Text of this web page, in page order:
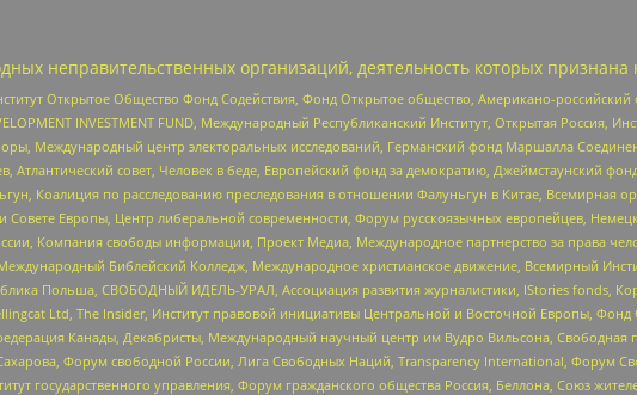
неправительственных организаций, деятельность которых
Открытое Общество Фонд Содействия, Фонд Открытое общество, Американо-
INVESTMENT FUND, Международный Республиканский Институт, Открытая Россия,
Международный центр электоральных исследований, Германский фонд Маршалла
Атлантический совет, Человек в беде, Европейский фонд за демократию, Джеймстаунский
Коалиция по расследованию преследования в отношении Фалуньгун в Китае, Всемирная
Совете Европы, Центр либеральной современности, Форум русскоязычных европейцев,
Компания свободы информации, Проект Медиа, Международное партнерство за права
Библейский Колледж, Международное христианское движение, Всемирный
Польша, СВОБОДНЫЙ ИДЕЛЬ-УРАЛ, Ассоциация развития журналистики, IStories fonds,
Ltd, The Insider, Институт правовой инициативы Центральной и Восточной Европы,
Канады, Декабристы, Международный научный центр им Вудро Вильсона, Свободная
Форум свободной России, Лига Свободных Наций, Transparеncy International, Форум
государственного управления, Форум гражданского общества Россия, Беллона, Союз